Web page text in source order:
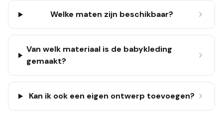
Welke maten zijn beschikbaar?
Van welk materiaal is de babykleding
gemaakt?
Kan ik ook een eigen ontwerp toevoegen?